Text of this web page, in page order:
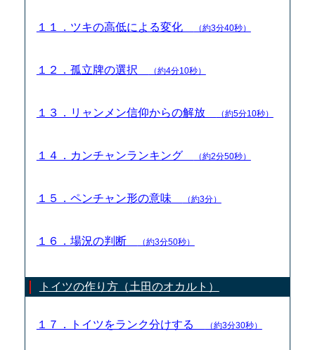
１１．ツキの高低による変化 （約3分40秒）
１２．孤立牌の選択 （約4分10秒）
１３．リャンメン信仰からの解放 （約5分10秒）
１４．カンチャンランキング （約2分50秒）
１５．ペンチャン形の意味 （約3分）
１６．場況の判断 （約3分50秒）
トイツの作り方（土田のオカルト）
１７．トイツをランク分けする （約3分30秒）